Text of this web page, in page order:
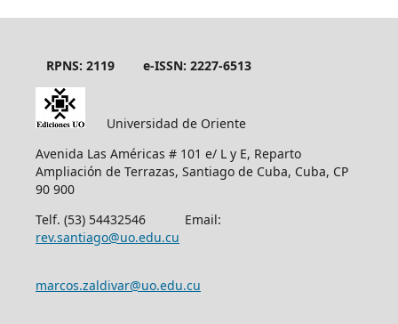
RPNS: 2119 e-ISSN: 2227-6513
Universidad de Oriente
Avenida Las Américas # 101 e/ L y E, Reparto
Ampliación de Terrazas, Santiago de Cuba, Cuba, CP
90 900
Telf. (53) 54432546 Email:
rev.santiago@uo.edu.cu
marcos.zaldivar@uo.edu.cu